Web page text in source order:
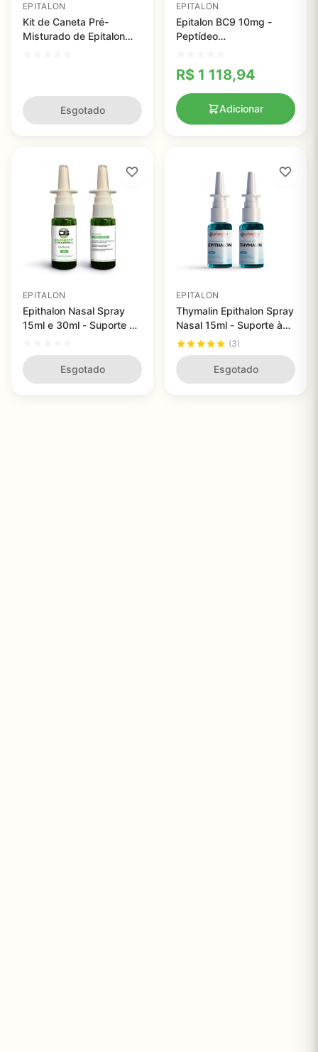
EPITALON
Kit de Caneta Pré-
Misturado de Epitalon
Esgotado
EPITALON
Epitalon BC9 10mg -
Peptídeo
R$ 1 118,94
Adicionar
EPITALON
Epithalon Nasal Spray
15ml e 30ml - Suporte à
Longevidade
Esgotado
EPITALON
Thymalin Epithalon Spray
Nasal 15ml - Suporte à
Imunidade e
Longevidade Celular
(3)
Esgotado